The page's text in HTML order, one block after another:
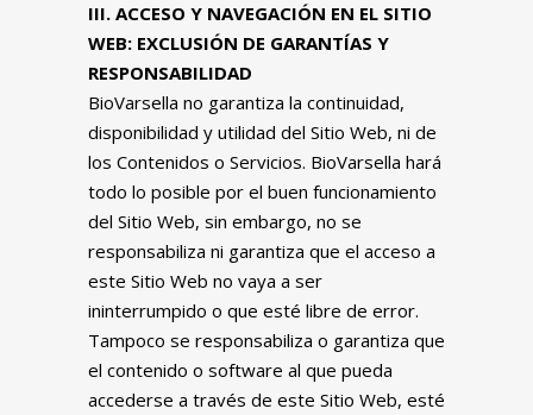
III. ACCESO Y NAVEGACIÓN EN EL SITIO
WEB: EXCLUSIÓN DE GARANTÍAS Y
RESPONSABILIDAD
BioVarsella no garantiza la continuidad,
disponibilidad y utilidad del Sitio Web, ni de
los Contenidos o Servicios. BioVarsella hará
todo lo posible por el buen funcionamiento
del Sitio Web, sin embargo, no se
responsabiliza ni garantiza que el acceso a
este Sitio Web no vaya a ser
ininterrumpido o que esté libre de error.
Tampoco se responsabiliza o garantiza que
el contenido o software al que pueda
accederse a través de este Sitio Web, esté